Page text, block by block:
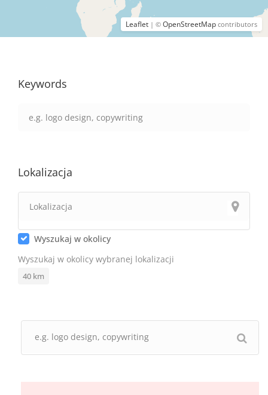
Leaflet | © OpenStreetMap contributors
Keywords
Lokalizacja
Wyszukaj w okolicy
Wyszukaj w okolicy wybranej lokalizacji
40 km